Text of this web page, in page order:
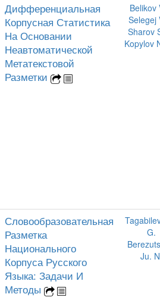
Дифференциальная
Корпусная Статистика
На Основании
Неавтоматической
Метатекстовой
Разметки
Belikov
Selegej
Sharov
Kopylov
Словообразовательная
Разметка
Национального
Корпуса Русского
Языка: Задачи И
Методы
G.
Ju.